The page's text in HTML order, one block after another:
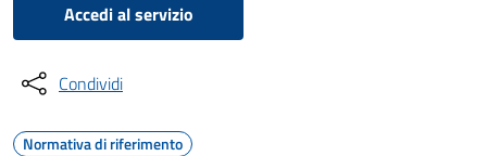
Accedi al servizio
Condividi
Normativa di riferimento